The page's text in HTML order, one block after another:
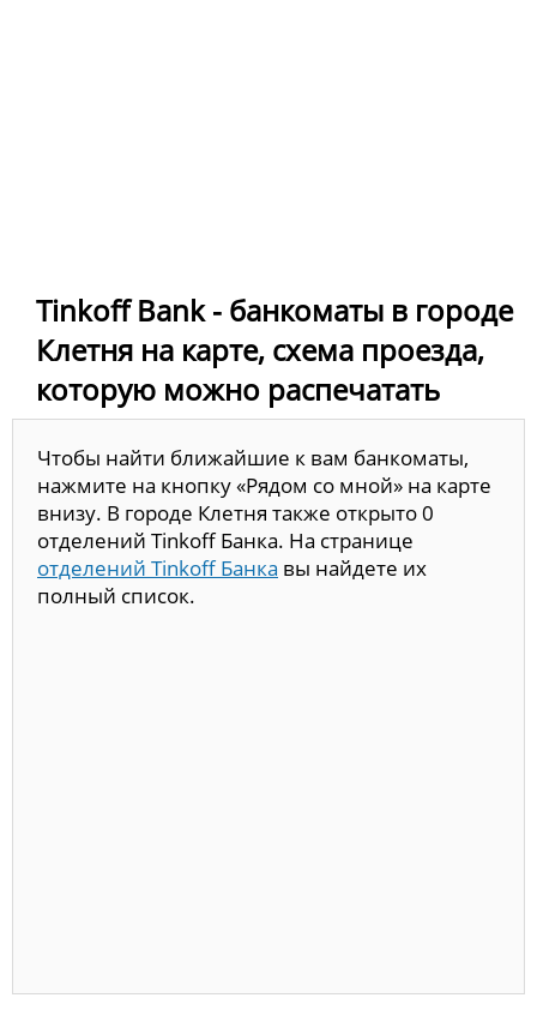
Tinkoff Bank - банкоматы в городе
Клетня на карте, схема проезда,
которую можно распечатать
Чтобы найти ближайшие к вам банкоматы,
нажмите на кнопку «Рядом со мной» на карте
внизу. В городе Клетня также открыто 0
отделений Tinkoff Банка. На странице
отделений Tinkoff Банка вы найдете их
полный список.